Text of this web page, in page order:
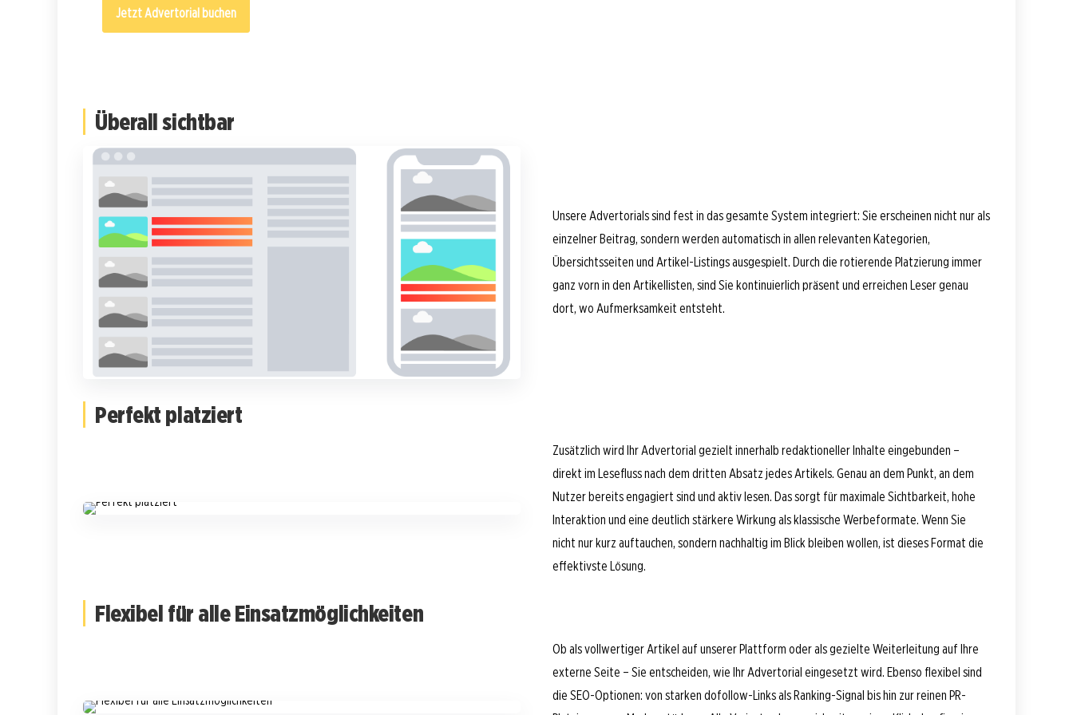
Jetzt Advertorial buchen
Überall sichtbar
Unsere Advertorials sind fest in das gesamte System integriert: Sie erscheinen nicht nur als
einzelner Beitrag, sondern werden automatisch in allen relevanten Kategorien,
Übersichtsseiten und Artikel-Listings ausgespielt. Durch die rotierende Platzierung immer
ganz vorn in den Artikellisten, sind Sie kontinuierlich präsent und erreichen Leser genau
dort, wo Aufmerksamkeit entsteht.
Perfekt platziert
Zusätzlich wird Ihr Advertorial gezielt innerhalb redaktioneller Inhalte eingebunden –
direkt im Lesefluss nach dem dritten Absatz jedes Artikels. Genau an dem Punkt, an dem
Nutzer bereits engagiert sind und aktiv lesen. Das sorgt für maximale Sichtbarkeit, hohe
Interaktion und eine deutlich stärkere Wirkung als klassische Werbeformate. Wenn Sie
nicht nur kurz auftauchen, sondern nachhaltig im Blick bleiben wollen, ist dieses Format die
effektivste Lösung.
Flexibel für alle Einsatzmöglichkeiten
Ob als vollwertiger Artikel auf unserer Plattform oder als gezielte Weiterleitung auf Ihre
externe Seite – Sie entscheiden, wie Ihr Advertorial eingesetzt wird. Ebenso flexibel sind
die SEO-Optionen: von starken dofollow-Links als Ranking-Signal bis hin zur reinen PR-